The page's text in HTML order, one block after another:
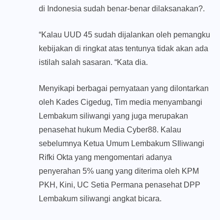
di Indonesia sudah benar-benar dilaksanakan?.
“Kalau UUD 45 sudah dijalankan oleh pemangku
kebijakan di ringkat atas tentunya tidak akan ada
istilah salah sasaran. “Kata dia.
Menyikapi berbagai pernyataan yang dilontarkan
oleh Kades Cigedug, Tim media menyambangi
Lembakum siliwangi yang juga merupakan
penasehat hukum Media Cyber88. Kalau
sebelumnya Ketua Umum Lembakum SIliwangi
Rifki Okta yang mengomentari adanya
penyerahan 5% uang yang diterima oleh KPM
PKH, Kini, UC Setia Permana penasehat DPP
Lembakum siliwangi angkat bicara.